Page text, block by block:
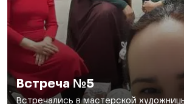
Встреча №5
Встречались в мастерской